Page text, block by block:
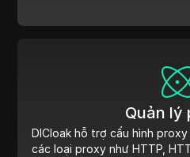
Quản lý
DICloak hỗ trợ cấu hình
các loại proxy như HTTP,